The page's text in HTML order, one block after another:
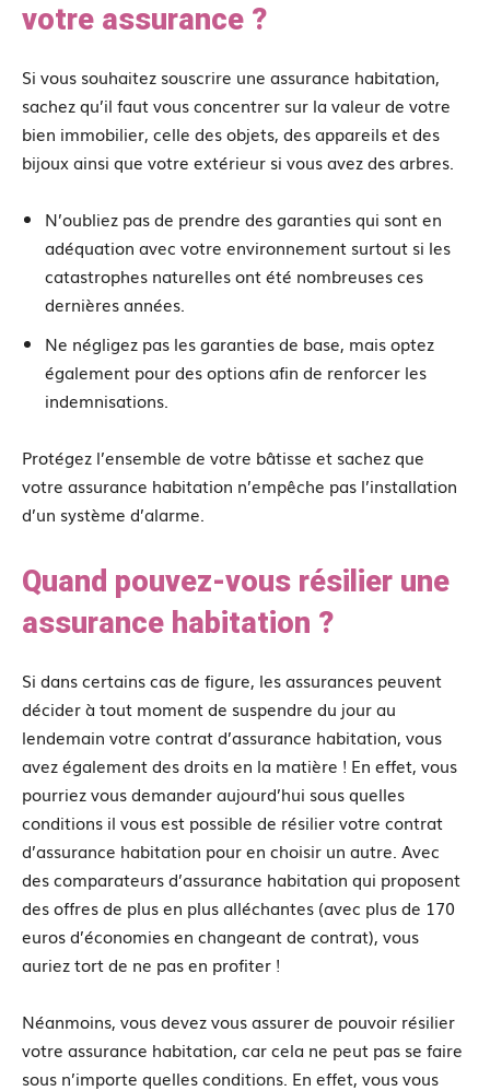
votre assurance ?
Si vous souhaitez souscrire une assurance habitation,
sachez qu’il faut vous concentrer sur la valeur de votre
bien immobilier, celle des objets, des appareils et des
bijoux ainsi que votre extérieur si vous avez des arbres.
N’oubliez pas de prendre des garanties qui sont en
adéquation avec votre environnement surtout si les
catastrophes naturelles ont été nombreuses ces
dernières années.
Ne négligez pas les garanties de base, mais optez
également pour des options afin de renforcer les
indemnisations.
Protégez l’ensemble de votre bâtisse et sachez que
votre assurance habitation n’empêche pas l’installation
d’un système d’alarme.
Quand pouvez-vous résilier une
assurance habitation ?
Si dans certains cas de figure, les assurances peuvent
décider à tout moment de suspendre du jour au
lendemain votre contrat d’assurance habitation, vous
avez également des droits en la matière ! En effet, vous
pourriez vous demander aujourd’hui sous quelles
conditions il vous est possible de résilier votre contrat
d’assurance habitation pour en choisir un autre. Avec
des comparateurs d’assurance habitation qui proposent
des offres de plus en plus alléchantes (avec plus de 170
euros d’économies en changeant de contrat), vous
auriez tort de ne pas en profiter !
Néanmoins, vous devez vous assurer de pouvoir résilier
votre assurance habitation, car cela ne peut pas se faire
sous n’importe quelles conditions. En effet, vous vous